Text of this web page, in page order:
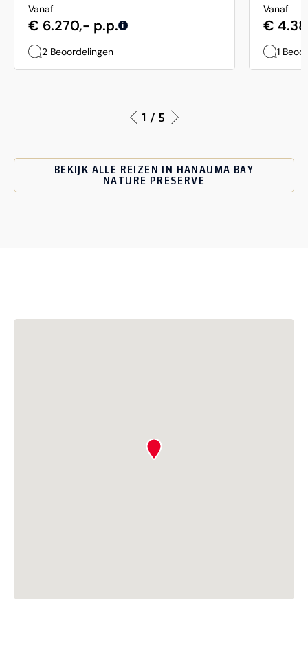
Vanaf
€ 6.270,- p.p. i
2 Beoordelingen
Vanaf
€
1
1 / 5
BEKIJK ALLE REIZEN IN HANAUMA BAY
NATURE PRESERVE